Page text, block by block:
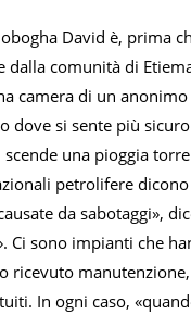
David è, prima
dalla comunità di
camera di un
dove si sente più
scende una pioggia
petrolifere
da sabotaggi»,
Ci sono impianti che
ricevuto
In ogni caso,